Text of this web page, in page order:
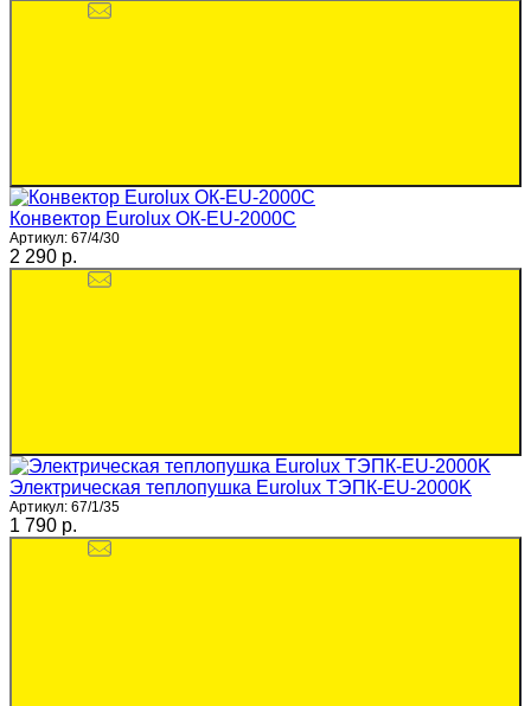
Конвектор Eurolux ОК-EU-2000C
Артикул: 67/4/30
2 290 p.
Электрическая теплопушка Eurolux ТЭПК-EU-2000K
Артикул: 67/1/35
1 790 p.